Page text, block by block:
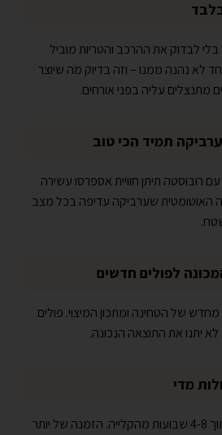
לבדוק את ההרכב והטריות מוביל
לא נהנה ממנו – וזה בדיוק מה שיוצר
מתנצלים עליה בפני אורחים.
רובוסטה תיתן חוויית אספרסו עשירה
האוטומטית שערביקה עדיפה בכל מצב
לפולים חדשים
מחדש של הטחינה ומתכון המיצוי. פולים
יתנו את התוצאה הנכונה.
מדי
פולים מאבדים מטריותם תוך 4-8 שבועות מהקלייה. הזמנה של יותר